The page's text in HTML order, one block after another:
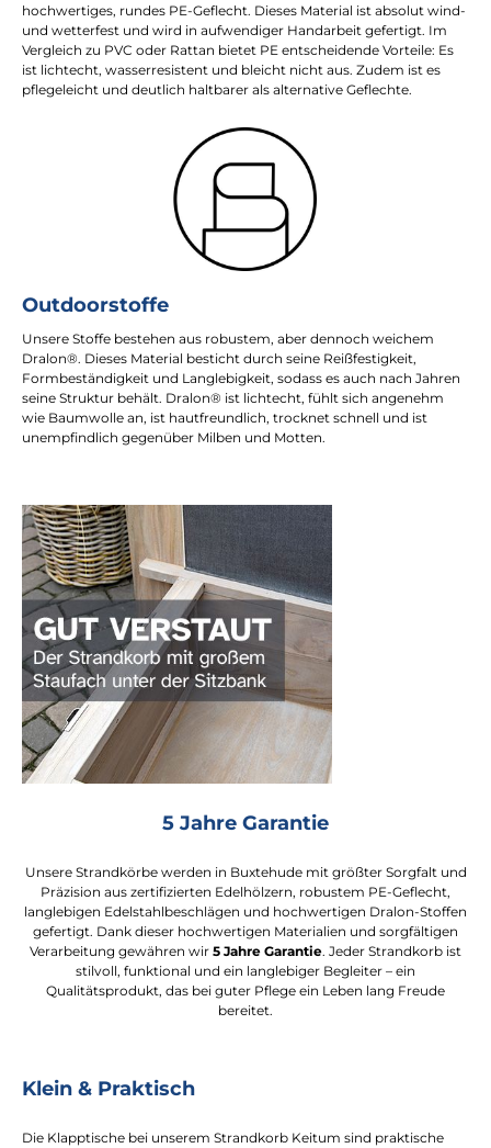
hochwertiges, rundes PE-Geflecht. Dieses Material ist absolut wind-
und wetterfest und wird in aufwendiger Handarbeit gefertigt. Im
Vergleich zu PVC oder Rattan bietet PE entscheidende Vorteile: Es
ist lichtecht, wasserresistent und bleicht nicht aus. Zudem ist es
pflegeleicht und deutlich haltbarer als alternative Geflechte.
Outdoorstoffe
Unsere Stoffe bestehen aus robustem, aber dennoch weichem
Dralon®. Dieses Material besticht durch seine Reißfestigkeit,
Formbeständigkeit und Langlebigkeit, sodass es auch nach Jahren
seine Struktur behält. Dralon® ist lichtecht, fühlt sich angenehm
wie Baumwolle an, ist hautfreundlich, trocknet schnell und ist
unempfindlich gegenüber Milben und Motten.
5 Jahre Garantie
Unsere Strandkörbe werden in Buxtehude mit größter Sorgfalt und
Präzision aus zertifizierten Edelhölzern, robustem PE-Geflecht,
langlebigen Edelstahlbeschlägen und hochwertigen Dralon-Stoffen
gefertigt. Dank dieser hochwertigen Materialien und sorgfältigen
Verarbeitung gewähren wir 5 Jahre Garantie. Jeder Strandkorb ist
stilvoll, funktional und ein langlebiger Begleiter – ein
Qualitätsprodukt, das bei guter Pflege ein Leben lang Freude
bereitet.
Klein & Praktisch
Die Klapptische bei unserem Strandkorb Keitum sind praktische